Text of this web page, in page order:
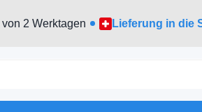
2 Werktagen Lieferung in die